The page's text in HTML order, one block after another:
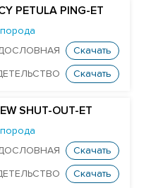
PETULA PING-ET
Скачать
Скачать
SHUT-OUT-ET
Скачать
Скачать